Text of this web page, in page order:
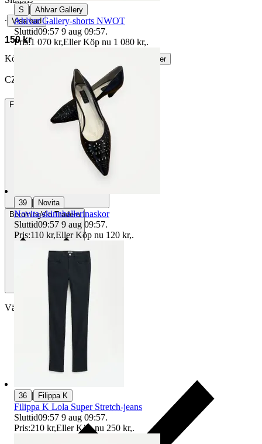
∙ Visa bud
150 kr
Köparskydd är valfritt hos företag.
Läs mer
CZS vann auktionen
Frakt 52 kr PostNord Ombud
BetalningVia Tradera
Välj till köparskydd
S | Ahlvar Gallery
Ahlvar Gallery-shorts NWOT
Sluttid09:57 9 aug 09:57.
Pris:1 070 kr,Eller Köp nu 1 080 kr,.
39 | Novita
Novita-skinnballerinaskor
Sluttid09:57 9 aug 09:57.
Pris:110 kr,Eller Köp nu 120 kr,.
36 | Filippa K
Filippa K Lola Super Stretch-jeans
Sluttid09:57 9 aug 09:57.
Pris:210 kr,Eller Köp nu 250 kr,.